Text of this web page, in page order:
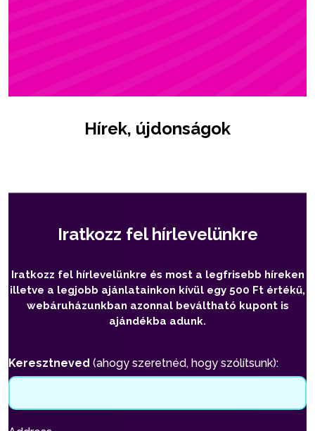
Hírek, újdonságok
Iratkozz fel hírlevelünkre
Iratkozz fel hírlevelünkre és most a legfrisebb híreken
illetve a legjobb ajánlatainkon kívül egy 500 Ft értékű,
webáruházunkban azonnal beváltható kupont is
ajándékba adunk.
Keresztneved (ahogy szeretnéd, hogy szólítsunk):